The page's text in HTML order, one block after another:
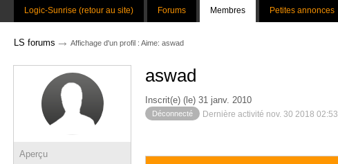
Logic-Sunrise (retour au site) Forums Membres Petites annonces
LS forums → Affichage d'un profil : Aime: aswad
Aperçu
aswad
Inscrit(e) (le) 31 janv. 2010
Déconnecté Dernière activité nov. 30 2018 02:53